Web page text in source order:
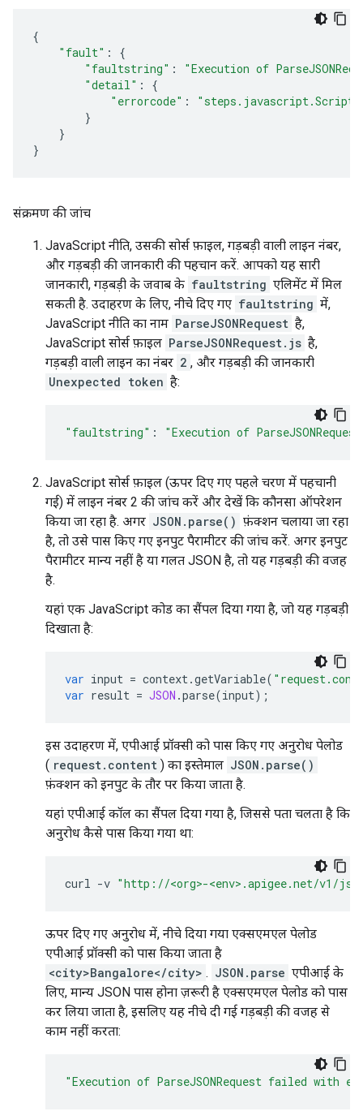
{
"fault" :
{
"faultstring" :
"Execution of
"detail" :
{
"errorcode" :
}
}
}
संक्रमण की जांच
JavaScript नीति, उसकी सोर्स फ़ाइल, गड़बड़ी वाली लाइन नंबर,
और गड़बड़ी की जानकारी की पहचान करें. आपको यह सारी
जानकारी, गड़बड़ी के जवाब के faultstring एलिमेंट में मिल
सकती है. उदाहरण के लिए, नीचे दिए गए faultstring में,
JavaScript नीति का नाम ParseJSONRequest है,
JavaScript सोर्स फ़ाइल ParseJSONRequest.js है,
गड़बड़ी वाली लाइन का नंबर 2 , और गड़बड़ी की जानकारी
Unexpected token है:
"faultstring" : "Execution of
JavaScript सोर्स फ़ाइल (ऊपर दिए गए पहले चरण में पहचानी
गई) में लाइन नंबर 2 की जांच करें और देखें कि कौनसा ऑपरेशन
किया जा रहा है. अगर JSON.parse() फ़ंक्शन चलाया जा रहा
है, तो उसे पास किए गए इनपुट पैरामीटर की जांच करें. अगर इनपुट
पैरामीटर मान्य नहीं है या गलत JSON है, तो यह गड़बड़ी की वजह
है.
यहां एक JavaScript कोड का सैंपल दिया गया है, जो यह गड़बड़ी
दिखाता है:
var input = context.getVariable(
var result = JSON .parse(input);
इस उदाहरण में, एपीआई प्रॉक्सी को पास किए गए अनुरोध पेलोड
( request.content ) का इस्तेमाल JSON.parse()
फ़ंक्शन को इनपुट के तौर पर किया जाता है.
यहां एपीआई कॉल का सैंपल दिया गया है, जिससे पता चलता है कि
अनुरोध कैसे पास किया गया था:
curl -v "http://<org>-<env>.apigee.net/v1/js-
ऊपर दिए गए अनुरोध में, नीचे दिया गया एक्सएमएल पेलोड
एपीआई प्रॉक्सी को पास किया जाता है
<city>Bangalore</city> . JSON.parse एपीआई के
लिए, मान्य JSON पास होना ज़रूरी है एक्सएमएल पेलोड को पास
कर लिया जाता है, इसलिए यह नीचे दी गई गड़बड़ी की वजह से
काम नहीं करता:
"Execution of ParseJSONRequest failed